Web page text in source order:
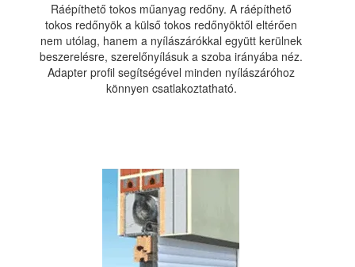
Ráépíthető tokos műanyag redőny. A ráépíthető
tokos redőnyök a külső tokos redőnyöktől eltérően
nem utólag, hanem a nyílászárókkal együtt kerülnek
beszerelésre, szerelőnyílásuk a szoba irányába néz.
Adapter profil segítségével minden nyílászáróhoz
könnyen csatlakoztatható.